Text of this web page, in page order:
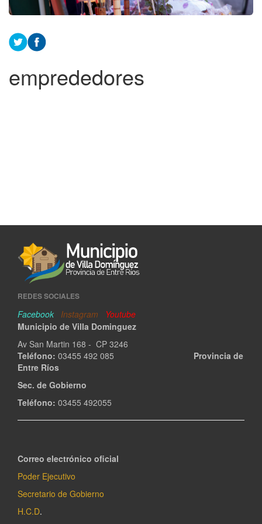
emprededores
REDES SOCIALES
Facebook Instagram
Youtube
Municipio de Villa Dominguez
Av San Martin 168 - CP 3246
Teléfono: 03455 492 085 Provincia de
Entre Ríos
Sec. de Gobierno
Teléfono: 03455 492055
Correo electrónico oficial
Poder Ejecutivo
Secretario de Gobierno
H.C.D.